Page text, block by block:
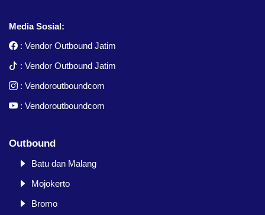
Media Sosial:
: Vendor Outbound Jatim
: Vendor Outbound Jatim
: Vendoroutboundcom
: Vendoroutboundcom
Outbound
Batu dan Malang
Mojokerto
Bromo